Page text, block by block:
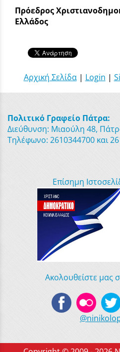
Πρόεδρος
Ελλάδος
Αρχική Σελίδα| Login |
Πολιτικό Γραφείο Πάτρα:
Διεύθυνση: Μιαούλη 48,
Τηλέφωνο: 2610344700 και
Επίσημη
Ακολουθείστε μας